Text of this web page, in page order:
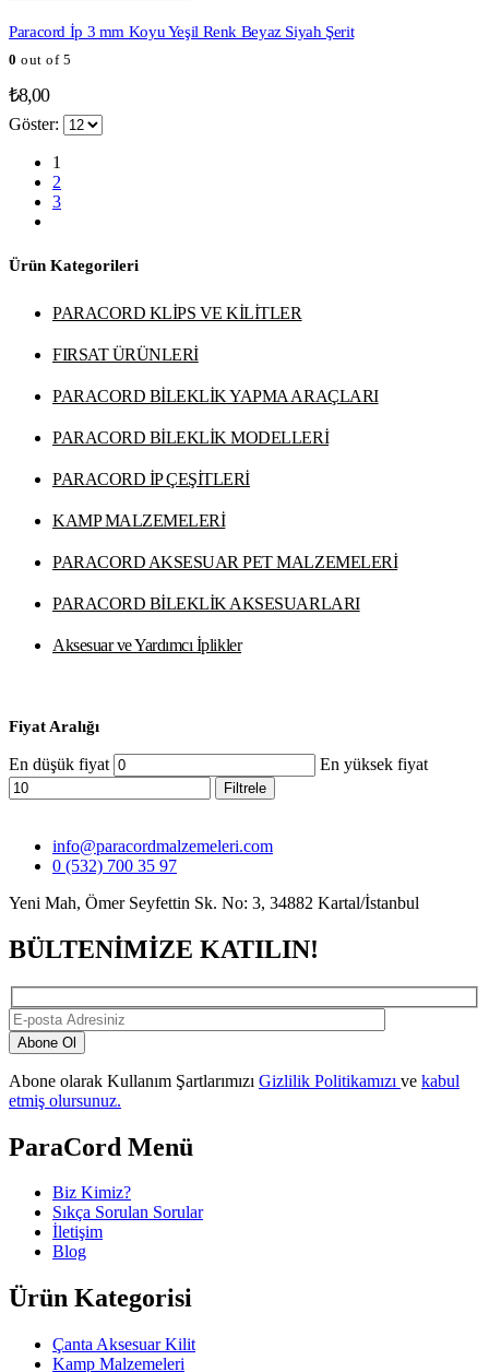
Paracord İp 3 mm Koyu Yeşil Renk Beyaz Siyah Şerit
0 out of 5
₺8,00
Göster:
1
2
3
Ürün Kategorileri
PARACORD KLİPS VE KİLİTLER
FIRSAT ÜRÜNLERİ
PARACORD BİLEKLİK YAPMA ARAÇLARI
PARACORD BİLEKLİK MODELLERİ
PARACORD İP ÇEŞİTLERİ
KAMP MALZEMELERİ
PARACORD AKSESUAR PET MALZEMELERİ
PARACORD BİLEKLİK AKSESUARLARI
Aksesuar ve Yardımcı İplikler
Fiyat Aralığı
En düşük fiyat En yüksek fiyat
Filtrele
info@paracordmalzemeleri.com
0 (532) 700 35 97
Yeni Mah, Ömer Seyfettin Sk. No: 3, 34882 Kartal/İstanbul
BÜLTENİMİZE KATILIN!
Abone Ol
Abone olarak Kullanım Şartlarımızı Gizlilik Politikamızı ve kabul
etmiş olursunuz.
ParaCord Menü
Biz Kimiz?
Sıkça Sorulan Sorular
İletişim
Blog
Ürün Kategorisi
Çanta Aksesuar Kilit
Kamp Malzemeleri